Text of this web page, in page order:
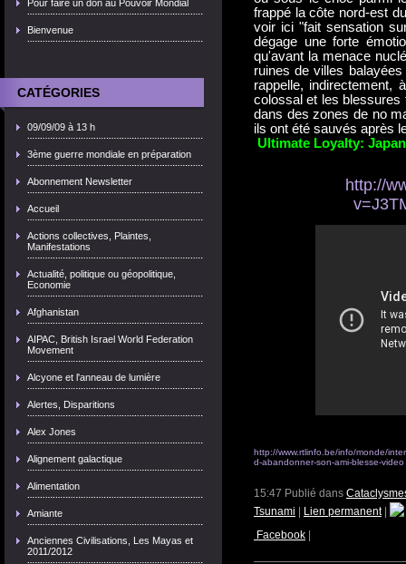
Pour faire un don au Pouvoir Mondial
Bienvenue
CATÉGORIES
09/09/09 à 13 h
3ème guerre mondiale en préparation
Abonnement Newsletter
Accueil
Actions collectives, Plaintes,
Manifestations
Actualité, politique ou géopolitique,
Economie
Afghanistan
AIPAC, British Israel World Federation
Movement
Alcyone et l'anneau de lumière
Alertes, Disparitions
Alex Jones
Alignement galactique
Alimentation
Amiante
Anciennes Civilisations, Les Mayas et
2011/2012
frappé la côte nord-est
voir ici "fait sensation
dégage une forte
qu'avant la menace
ruines de villes
rappelle, indirectement,
colossal et les blessures
dans des zones de no
ils ont été sauvés après
Ultimate Loyalty:
http://
http://www.rtlinfo.be/info/monde/
d-abandonner-son-ami-blesse-video
15:47 Publié dans
Tsunami
Lien permanent|
Facebook